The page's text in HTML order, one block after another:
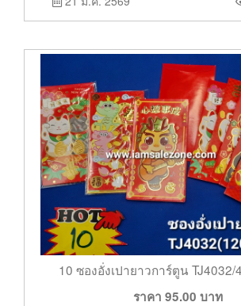
10 ซองอั่งเปายาวการ์ตูน TJ4032/
ราคา 95.00 บาท